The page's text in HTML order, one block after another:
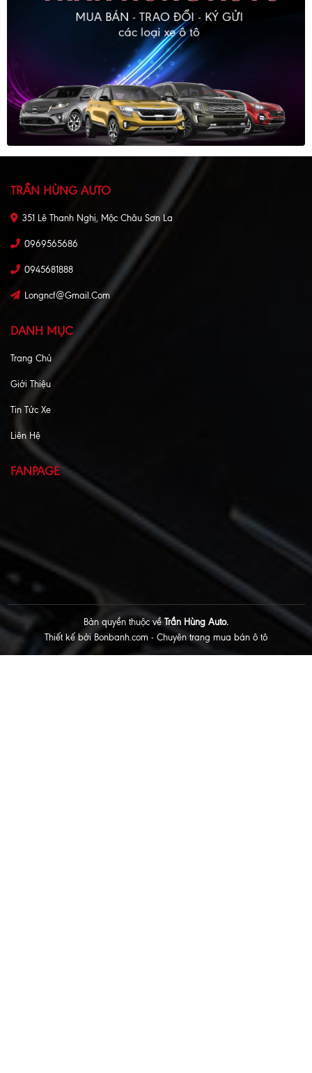
TRẦN HÙNG AUTO
351 Lê Thanh Nghị, Mộc Châu Sơn La
0969565686
0945681888
Longncf@gmail.com
DANH MỤC
Trang Chủ
Giới Thiệu
Tin Tức Xe
Liên Hệ
FANPAGE
Bản quyền thuộc vềTrần Hùng Auto.
Thiết kế bởi Bonbanh.com - Chuyên trang mua bán ô tô